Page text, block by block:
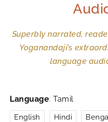
Superbly narrated,
Yoganandaji’s
language
Language: Tamil
English Hindi